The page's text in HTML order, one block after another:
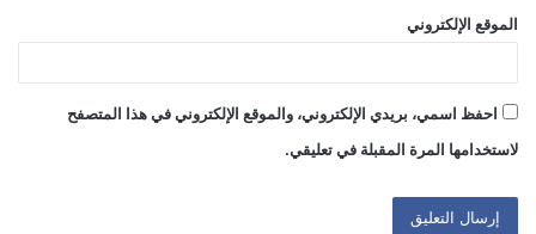
الموقع الإلكتروني
احفظ اسمي، بريدي الإلكتروني، والموقع الإلكتروني في هذا المتصفح
لاستخدامها المرة المقبلة في تعليقي.